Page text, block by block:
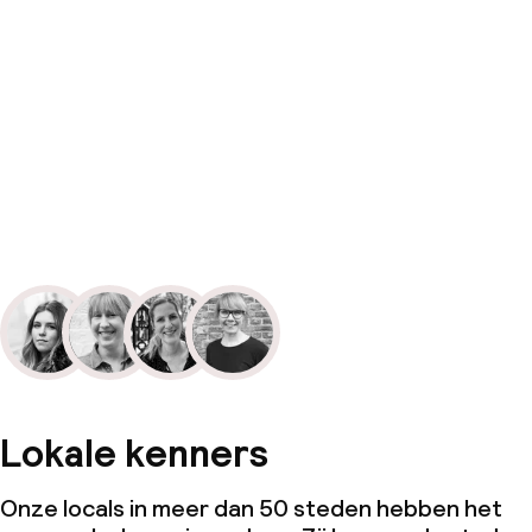
Lokale kenners
Onze locals in meer dan 50 steden hebben het